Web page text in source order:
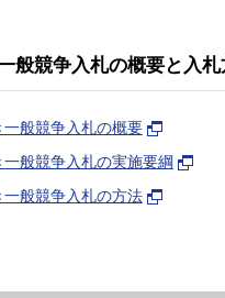
般競争入札の概要と入
般競争入札の概要
般競争入札の実施要綱
般競争入札の方法